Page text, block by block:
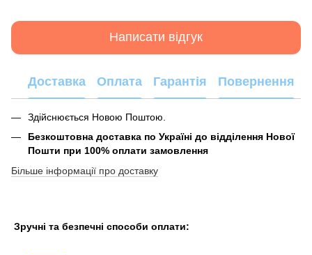
Написати відгук
Доставка Оплата Гарантія Повернення
Здійснюється Новою Поштою.
Безкоштовна доставка по Україні до відділення Нової
Пошти при 100% оплати замовлення
Більше інформації про доставку
Зручні та безпечні способи оплати: